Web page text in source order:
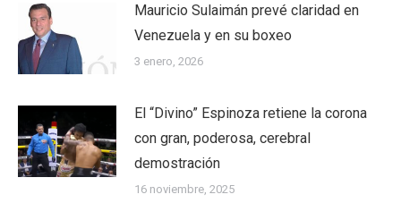
Mauricio Sulaimán prevé claridad en
Venezuela y en su boxeo
3 enero, 2026
El “Divino” Espinoza retiene la corona
con gran, poderosa, cerebral
demostración
16 noviembre, 2025